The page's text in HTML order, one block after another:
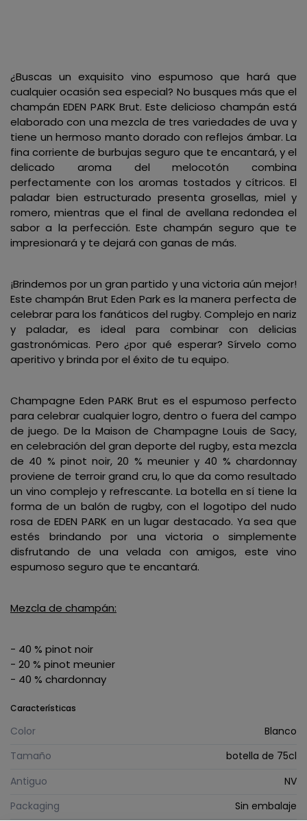
¿Buscas un exquisito vino espumoso que hará que
cualquier ocasión sea especial? No busques más que el
champán EDEN PARK Brut. Este delicioso champán está
elaborado con una mezcla de tres variedades de uva y
tiene un hermoso manto dorado con reflejos ámbar. La
fina corriente de burbujas seguro que te encantará, y el
delicado aroma del melocotón combina
perfectamente con los aromas tostados y cítricos. El
paladar bien estructurado presenta grosellas, miel y
romero, mientras que el final de avellana redondea el
sabor a la perfección. Este champán seguro que te
impresionará y te dejará con ganas de más.
¡Brindemos por un gran partido y una victoria aún mejor!
Este champán Brut Eden Park es la manera perfecta de
celebrar para los fanáticos del rugby. Complejo en nariz
y paladar, es ideal para combinar con delicias
gastronómicas. Pero ¿por qué esperar? Sírvelo como
aperitivo y brinda por el éxito de tu equipo.
Champagne Eden PARK Brut es el espumoso perfecto
para celebrar cualquier logro, dentro o fuera del campo
de juego. De la Maison de Champagne Louis de Sacy,
en celebración del gran deporte del rugby, esta mezcla
de 40 % pinot noir, 20 % meunier y 40 % chardonnay
proviene de terroir grand cru, lo que da como resultado
un vino complejo y refrescante. La botella en sí tiene la
forma de un balón de rugby, con el logotipo del nudo
rosa de EDEN PARK en un lugar destacado. Ya sea que
estés brindando por una victoria o simplemente
disfrutando de una velada con amigos, este vino
espumoso seguro que te encantará.
Mezcla de champán:
- 40 % pinot noir
- 20 % pinot meunier
- 40 % chardonnay
Características
Color
Blanco
Tamaño
botella de 75cl
Antiguo
NV
Packaging
Sin embalaje